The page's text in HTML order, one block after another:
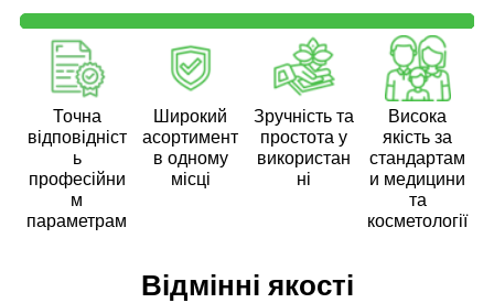
Точна
відповідніст
ь
професійни
м
параметрам
Широкий
асортимент
в одному
місці
Зручність та
простота у
використан
ні
Висока
якість за
стандартам
и медицини
та
косметології
Відмінні якості